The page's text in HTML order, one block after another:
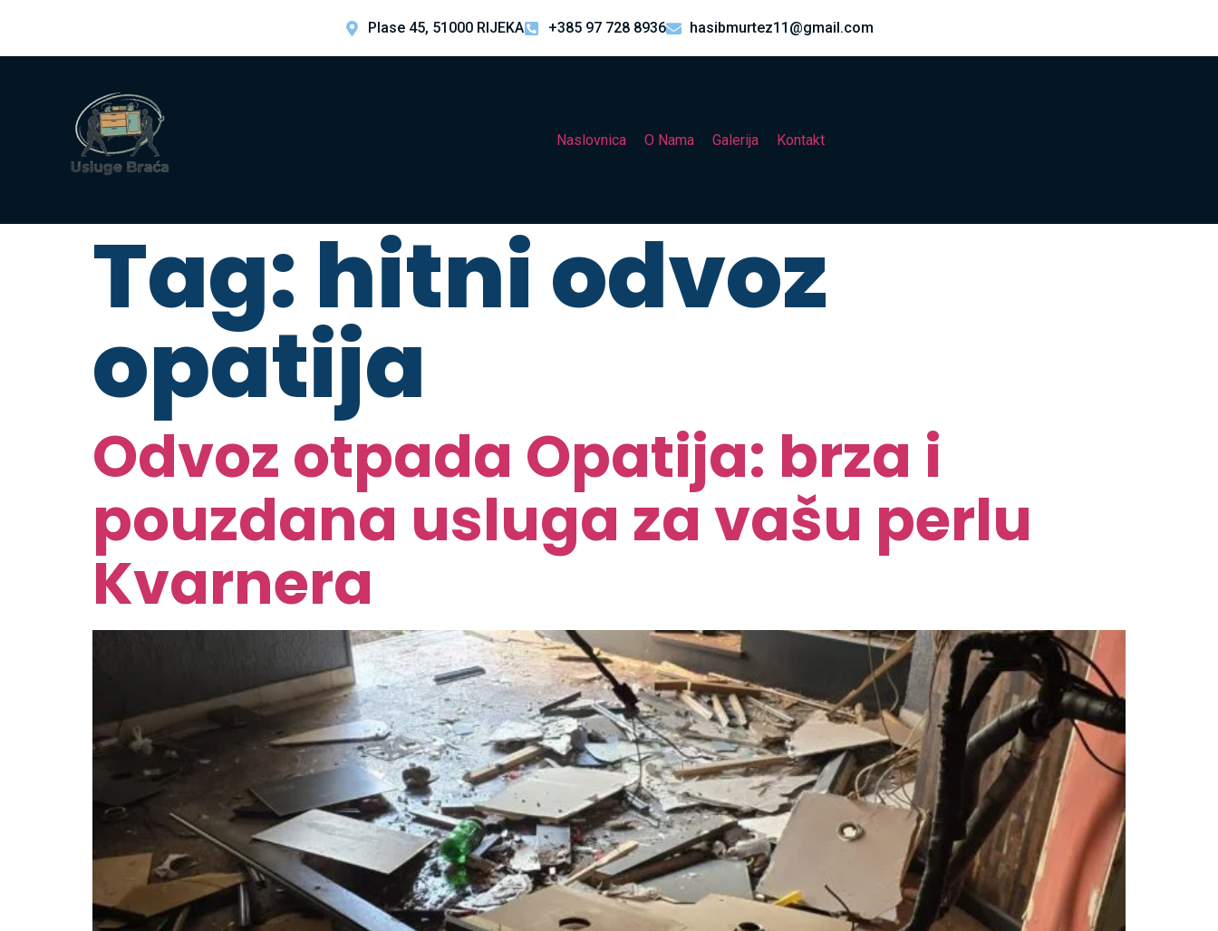
Plase 45, 51000 RIJEKA +385 97 728 8936 hasibmurtez11@gmail.com
Naslovnica O Nama Galerija Kontakt
Tag: hitni odvoz
opatija
Odvoz otpada Opatija: brza i
pouzdana usluga za vašu perlu
Kvarnera